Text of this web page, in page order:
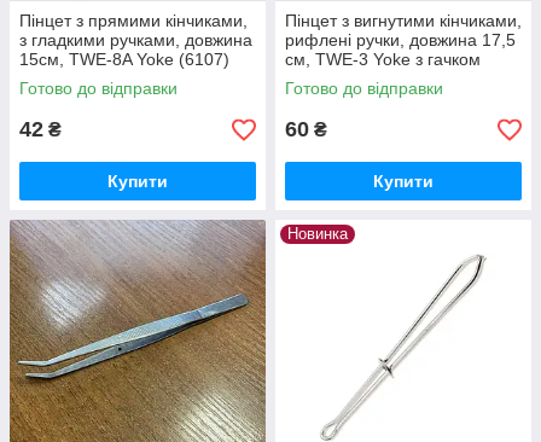
Пінцет з прямими кінчиками,
з гладкими ручками, довжина
15см, TWE-8A Yoke (6107)
Готово до відправки
42 ₴
Купити
Пінцет з вигнутими кінчиками,
рифлені ручки, довжина 17,5
см, TWE-3 Yoke з гачком
(6383)
Готово до відправки
60 ₴
Купити
Новинка